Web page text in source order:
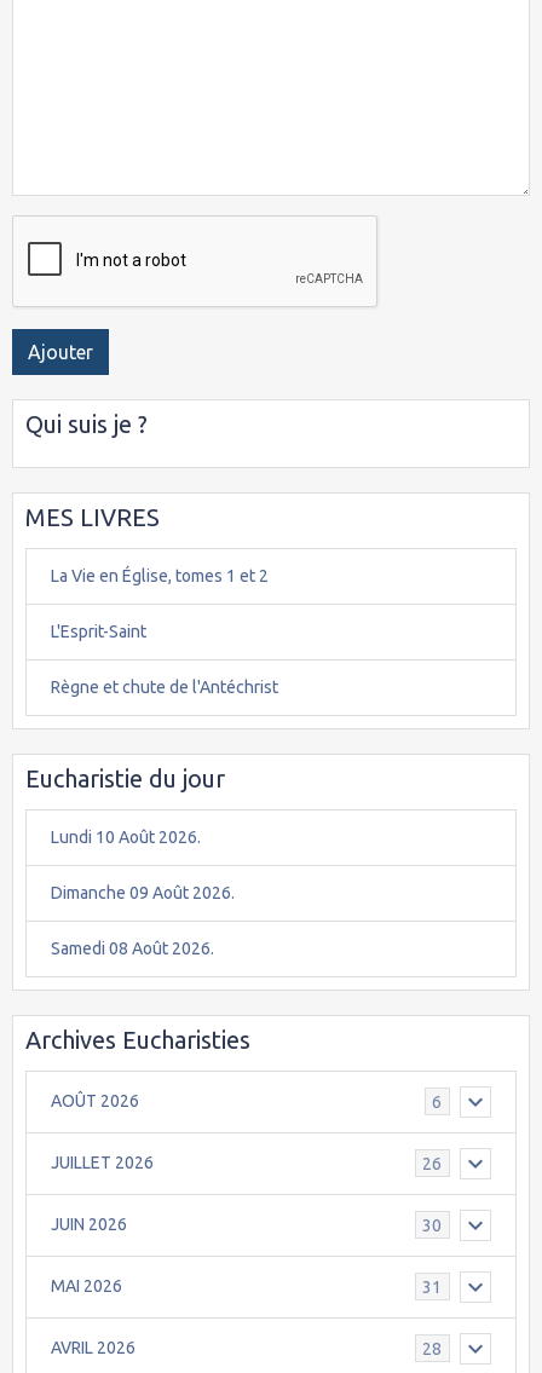
Ajouter
Qui suis je ?
MES LIVRES
La Vie en Église, tomes 1 et 2
L'Esprit-Saint
Règne et chute de l'Antéchrist
Eucharistie du jour
Lundi 10 Août 2026.
Dimanche 09 Août 2026.
Samedi 08 Août 2026.
Archives Eucharisties
AOÛT 2026 6
JUILLET 2026 26
JUIN 2026 30
MAI 2026 31
AVRIL 2026 28